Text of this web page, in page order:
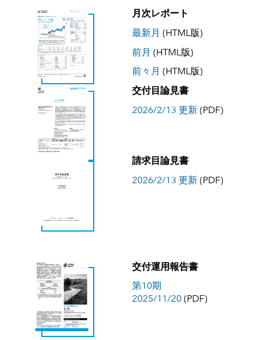
月次レポート
最新月 (HTML版)
前月 (HTML版)
前々月 (HTML版)
交付目論見書
2026/2/13 更新 (PDF)
請求目論見書
2026/2/13 更新 (PDF)
交付運用報告書
第10期
2025/11/20 (PDF)